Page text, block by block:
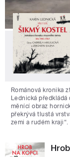
Románová kronika
Lednická předkládá
měnící obraz
překrývá tlustá
zemi a rudém kraji“.